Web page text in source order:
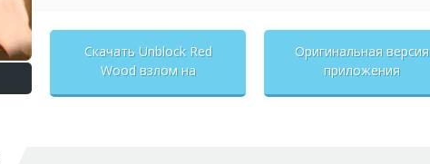
Скачать Unblock Red
Wood взлом на
Оригинальная версия
приложения